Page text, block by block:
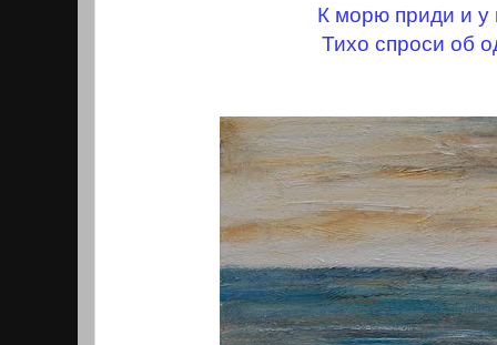
К морю приди и у
Тихо спроси об